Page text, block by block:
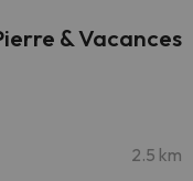
& Vacances
2.5 km